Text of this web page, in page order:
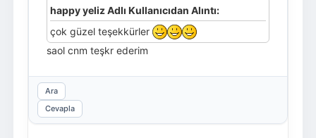
happy yeliz Adlı Kullanıcıdan Alıntı:
çok güzel teşekkürler
saol cnm teşkr ederim
Ara
Cevapla